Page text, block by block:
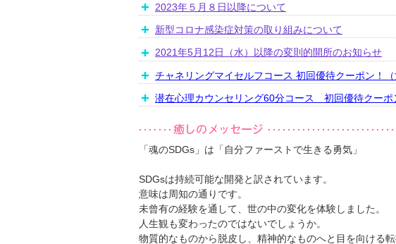
2023年５月８日以降について
新型コロナ感染症対策の取り組みについて
2021年5月12日（水）以降の変則的開所のお知らせ
チャネリングマイセルフコース 初回優待クーポン！（
潜在心理カウンセリング60分コース 初回優待クーポ
「魂のSDGs」は「自分ファーストで生きる勇気」
SDGsは持続可能な開発と訳されています。
意味は周知の通りです。
未曾有の経験を通して、世の中の変化を体験しました。
人生観も変わったのではないでしょうか。
物質的なものから脱皮し、精神的なものへと目を向ける転